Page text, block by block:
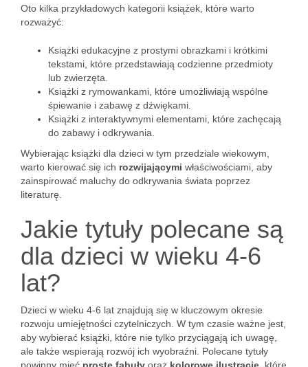
Oto kilka przykładowych kategorii książek, które warto
rozważyć:
Książki edukacyjne z prostymi obrazkami i krótkimi
tekstami, które przedstawiają codzienne przedmioty
lub zwierzęta.
Książki z rymowankami, które umożliwiają wspólne
śpiewanie i zabawę z dźwiękami.
Książki z interaktywnymi elementami, które zachęcają
do zabawy i odkrywania.
Wybierając książki dla dzieci w tym przedziale wiekowym,
warto kierować się ich rozwijającymi właściwościami, aby
zainspirować maluchy do odkrywania świata poprzez
literaturę.
Jakie tytuły polecane są
dla dzieci w wieku 4-6
lat?
Dzieci w wieku 4-6 lat znajdują się w kluczowym okresie
rozwoju umiejętności czytelniczych. W tym czasie ważne jest,
aby wybierać książki, które nie tylko przyciągają ich uwagę,
ale także wspierają rozwój ich wyobraźni. Polecane tytuły